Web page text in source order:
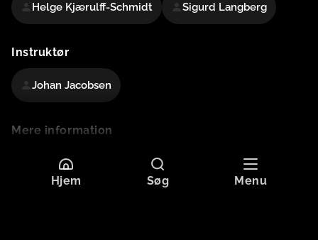
Helge Kjærulff-Schmidt Sigurd Langberg
Instruktør
Johan Jacobsen
Mere information
Originaltitel
TOBIASNÆTTER
Hjem Søg Menu